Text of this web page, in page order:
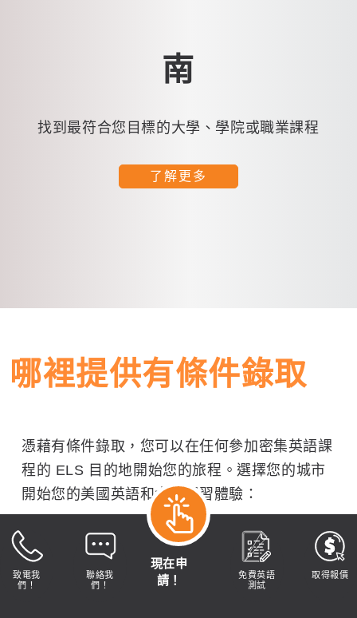
致電我
們！
聯絡我
們！
取得報價
免費英語
測試
現在申
請！
南
找到最符合您目標的大學、學院或職業課程
了解更多
哪裡提供有條件錄取
憑藉有條件錄取，您可以在任何參加密集英語課
程的 ELS 目的地開始您的旅程。選擇您的城市
開始您的美國英語和大學學習體驗：